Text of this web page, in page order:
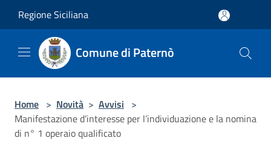
Regione Siciliana
Comune di Paternò
Home > Novità > Avvisi >
Manifestazione d’interesse per l’individuazione e la nomina
di n° 1 operaio qualificato